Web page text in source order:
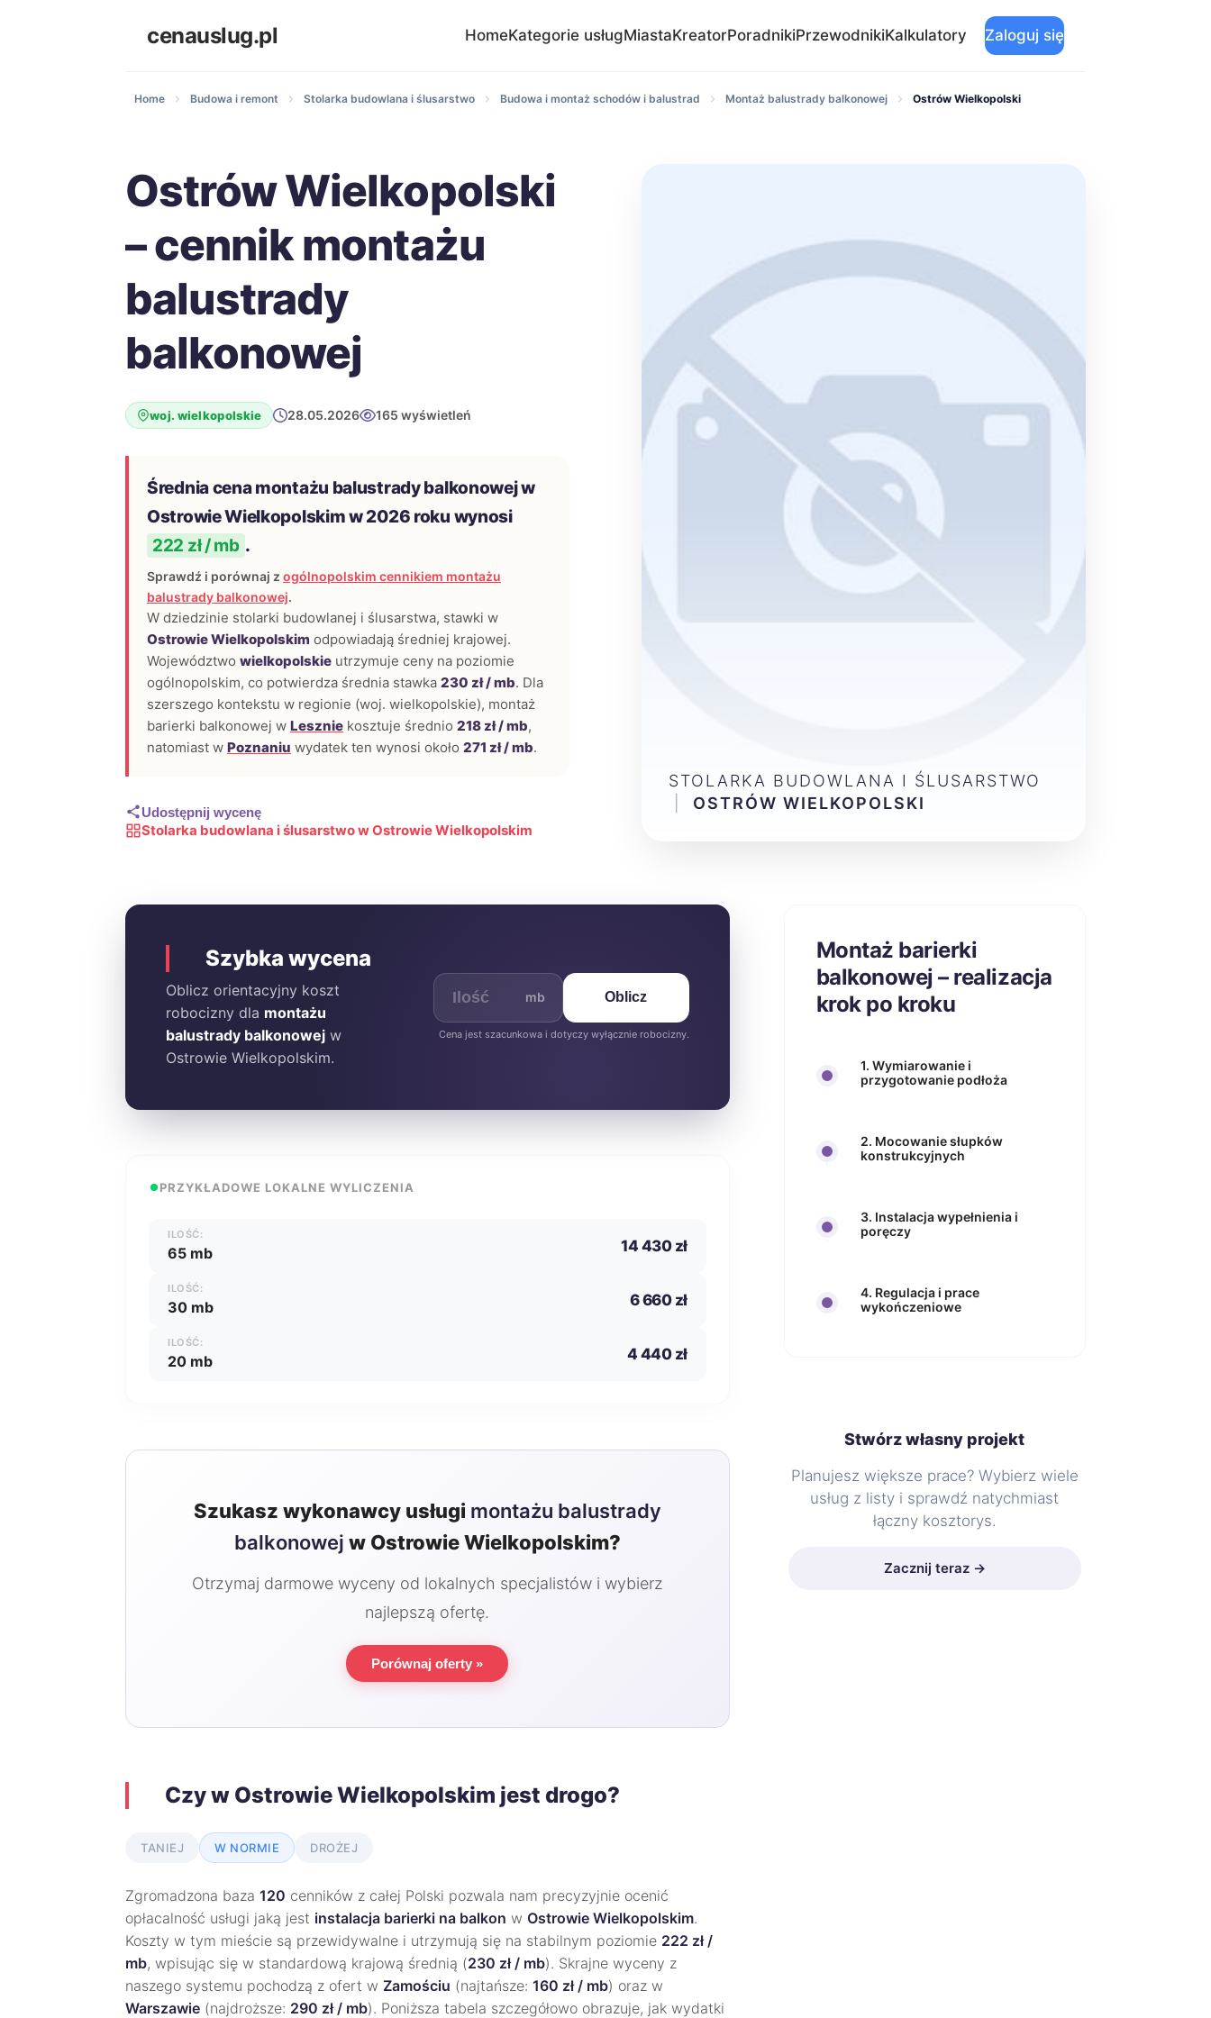
cenauslug.pl HomeKategorie usługMiastaKreatorPoradnikiPrzewodnikiKalkulatory Zaloguj się
Home Budowa i remont Stolarka budowlana i ślusarstwo Budowa i montaż schodów i balustrad Montaż balustrady balkonowej Ostrów Wielkopolski
Ostrów Wielkopolski
– cennik montażu
balustrady
balkonowej
woj. wielkopolskie 28.05.2026 165 wyświetleń
Średnia cena montażu balustrady balkonowej w
Ostrowie Wielkopolskim w 2026 roku wynosi
222 zł / mb .
Sprawdź i porównaj z ogólnopolskim cennikiem montażu
balustrady balkonowej.
W dziedzinie stolarki budowlanej i ślusarstwa, stawki w
Ostrowie Wielkopolskim odpowiadają średniej krajowej.
Województwo wielkopolskie utrzymuje ceny na poziomie
ogólnopolskim, co potwierdza średnia stawka 230 zł / mb. Dla
szerszego kontekstu w regionie (woj. wielkopolskie), montaż
barierki balkonowej w Lesznie kosztuje średnio 218 zł / mb,
natomiast w Poznaniu wydatek ten wynosi około 271 zł / mb.
Udostępnij wycenę
Stolarka budowlana i ślusarstwo w Ostrowie Wielkopolskim
STOLARKA BUDOWLANA I ŚLUSARSTWO
OSTRÓW WIELKOPOLSKI
Szybka wycena
Oblicz orientacyjny koszt
robocizny dla montażu
balustrady balkonowej w
Ostrowie Wielkopolskim.
mb Oblicz
Cena jest szacunkowa i dotyczy wyłącznie robocizny.
PRZYKŁADOWE LOKALNE WYLICZENIA
ILOŚĆ:
65 mb 14 430 zł
ILOŚĆ:
30 mb 6 660 zł
ILOŚĆ:
20 mb 4 440 zł
Szukasz wykonawcy usługi montażu balustrady
balkonowej w Ostrowie Wielkopolskim?
Otrzymaj darmowe wyceny od lokalnych specjalistów i wybierz
najlepszą ofertę.
Porównaj oferty »
Czy w Ostrowie Wielkopolskim jest drogo?
TANIEJ W NORMIE DROŻEJ
Zgromadzona baza 120 cenników z całej Polski pozwala nam precyzyjnie ocenić
opłacalność usługi jaką jest instalacja barierki na balkon w Ostrowie Wielkopolskim.
Koszty w tym mieście są przewidywalne i utrzymują się na stabilnym poziomie 222 zł /
mb, wpisując się w standardową krajową średnią (230 zł / mb). Skrajne wyceny z
naszego systemu pochodzą z ofert w Zamościu (najtańsze: 160 zł / mb) oraz w
Warszawie (najdroższe: 290 zł / mb). Poniższa tabela szczegółowo obrazuje, jak wydatki
Montaż barierki
balkonowej – realizacja
krok po kroku
1. Wymiarowanie i
przygotowanie podłoża
2. Mocowanie słupków
konstrukcyjnych
3. Instalacja wypełnienia i
poręczy
4. Regulacja i prace
wykończeniowe
Stwórz własny projekt
Planujesz większe prace? Wybierz wiele
usług z listy i sprawdź natychmiast
łączny kosztorys.
Zacznij teraz →